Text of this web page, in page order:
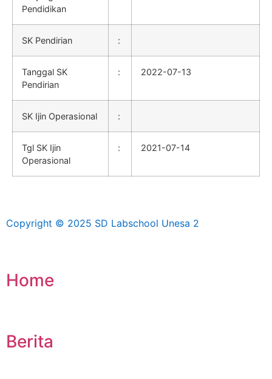
Pendidikan
SK Pendirian :
Tanggal SK
Pendirian
: 2022-07-13
SK Ijin Operasional :
Tgl SK Ijin
Operasional
: 2021-07-14
Copyright © 2025 SD Labschool Unesa 2
Home
Berita